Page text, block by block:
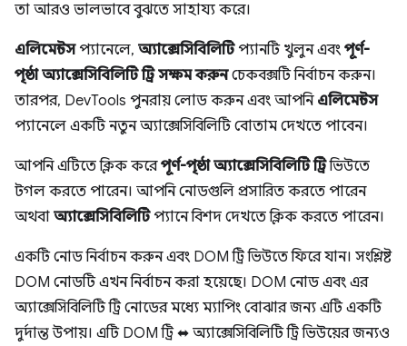
তা আরও ভালভাবে বুঝতে সাহায্য করে।
এলিমেন্টসপ্যানেলে, অ্যাক্সেসিবিলিটিপ্যানটি খুলুন এবং পূর্ণ-
পৃষ্ঠা অ্যাক্সেসিবিলিটি ট্রি সক্ষম করুনচেকবক্সটি নির্বাচন করুন।
তারপর, DevTools পুনরায় লোড করুন এবং আপনি এলিমেন্টস
প্যানেলে একটি নতুন অ্যাক্সেসিবিলিটি বোতাম দেখতে পাবেন।
আপনি এটিতে ক্লিক করেপূর্ণ-পৃষ্ঠা অ্যাক্সেসিবিলিটি ট্রিভিউতে
টগল করতে পারেন। আপনি নোডগুলি প্রসারিত করতে পারেন
অথবা অ্যাক্সেসিবিলিটিপ্যানে বিশদ দেখতে ক্লিক করতে পারেন।
একটি নোড নির্বাচন করুন এবং DOM ট্রি ভিউতে ফিরে যান। সংশ্লিষ্ট
DOM নোডটি এখন নির্বাচন করা হয়েছে। DOM নোড এবং এর
অ্যাক্সেসিবিলিটি ট্রি নোডের মধ্যে ম্যাপিং বোঝার জন্য এটি একটি
দুর্দান্ত উপায়। এটি DOM ট্রি ⬌ অ্যাক্সেসিবিলিটি ট্রি ভিউয়ের জন্যও